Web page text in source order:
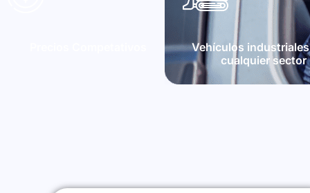
Vehículos
cualquier sector